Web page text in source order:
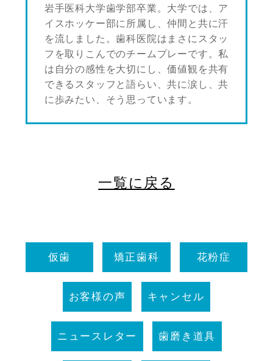
岩手医科大学歯学部卒業。大学では、ア
イスホッケー部に所属し、仲間と共に汗
を流しました。歯科医院はまさにスタッ
フを取りこんでのチームプレーです。私
は自分の感性を大切にし、価値観を共有
できるスタッフと語らい、共に涙し、共
に歩みたい、そう思っています。
一覧に戻る
仮歯 矯正歯科 花粉症
お客様の声 キャンセル
ニュースレター 歯磨き道具